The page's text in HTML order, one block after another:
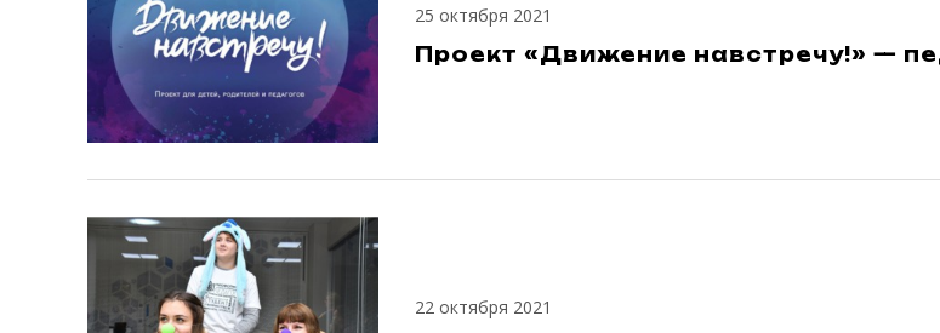
25 октября 2021
Проект «Движение навстречу!» —
22 октября 2021